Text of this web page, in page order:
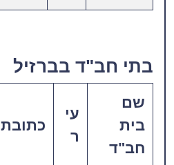
בתי חב"ד בברזיל
שם
בית
חב"ד
עי
ר
כתובת